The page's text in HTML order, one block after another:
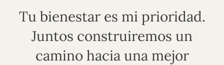
Tu bienestar es mi prioridad.
Juntos construiremos un
camino hacia una mejor